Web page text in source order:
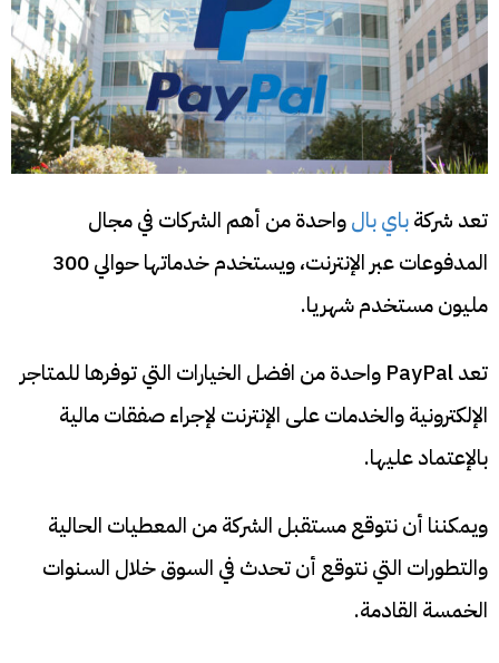
تعد شركةباي بالواحدة من أهم الشركات في مجال
المدفوعات عبر الإنترنت، ويستخدم خدماتها حوالي 300
مليون مستخدم شهريا.
تعد PayPal واحدة من افضل الخيارات التي توفرها للمتاجر
الإلكترونية والخدمات على الإنترنت لإجراء صفقات مالية
بالإعتماد عليها.
ويمكننا أن نتوقع مستقبل الشركة من المعطيات الحالية
والتطورات التي نتوقع أن تحدث في السوق خلال السنوات
الخمسة القادمة.